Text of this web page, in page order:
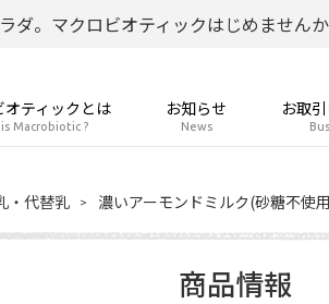
ダ。マクロビオティックはじめません
オティックとは
Macrobiotic ?
お知らせ
News
お取
・代替乳 濃いアーモンドミルク(砂糖不使
商品情報